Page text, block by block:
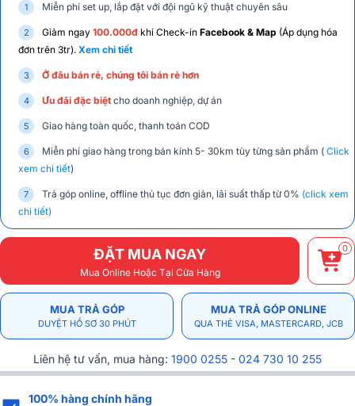
Miễn phí set up, lắp đặt với đội ngũ kỹ thuật chuyên sâu
Giảm ngay 100.000đ khi Check-in Facebook & Map (Áp dụng hóa
đơn trên 3tr). Xem chi tiết
Ở đâu bán rẻ, chúng tôi bán rẻ hơn
Ưu đãi đặc biệt cho doanh nghiệp, dự án
Giao hàng toàn quốc, thanh toán COD
Miễn phí giao hàng trong bán kính 5- 30km tùy từng sản phẩm ( Click
xem chi tiết)
Trả góp online, offline thủ tục đơn giản, lãi suất thấp từ 0% (click xem
chi tiết)
ĐẶT MUA NGAY
Mua Online Hoặc Tại Cửa Hàng
0
MUA TRẢ GÓP
DUYỆT HỒ SƠ 30 PHÚT
MUA TRẢ GÓP ONLINE
QUA THẺ VISA, MASTERCARD, JCB
Liên hệ tư vấn, mua hàng: 1900 0255 - 024 730 10 255
100% hàng chính hãng